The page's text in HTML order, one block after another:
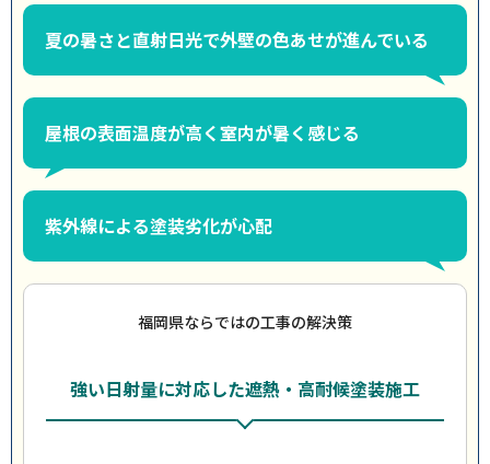
夏の暑さと直射日光で外壁の色あせが進んでいる
屋根の表面温度が高く室内が暑く感じる
紫外線による塗装劣化が心配
福岡県ならではの工事の解決策
強い日射量に対応した遮熱・高耐候塗装施工